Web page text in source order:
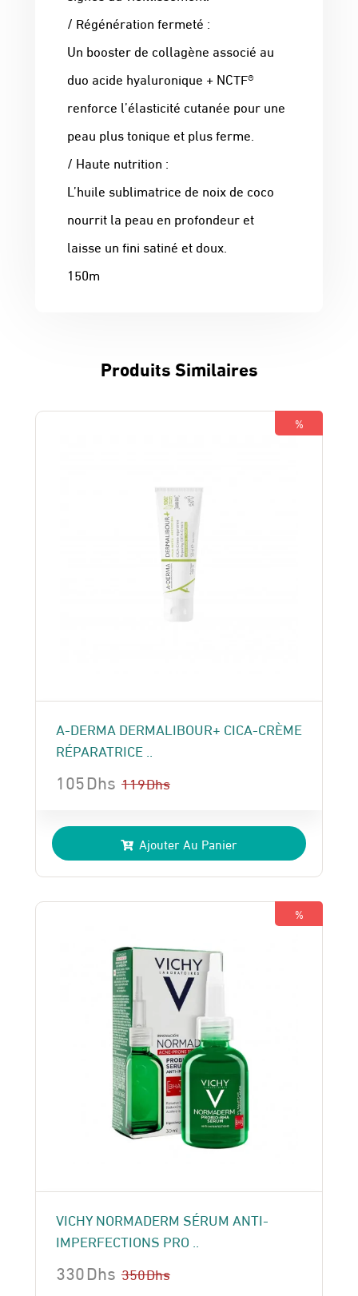
/ Régénération fermeté :
Un booster de collagène associé au
duo acide hyaluronique + NCTF®
renforce l’élasticité cutanée pour une
peau plus tonique et plus ferme.
/ Haute nutrition :
L’huile sublimatrice de noix de coco
nourrit la peau en profondeur et
laisse un fini satiné et doux.
150m
Produits Similaires
%
A-DERMA DERMALIBOUR+ CICA-CRÈME
RÉPARATRICE ..
119Dhs
prix
initial
était :
119 Dhs.
105Dhs
prix
actuel
est :
105 Dhs.
Ajouter Au Panier
%
VICHY NORMADERM SÉRUM ANTI-
IMPERFECTIONS PRO ..
350Dhs
330Dhs